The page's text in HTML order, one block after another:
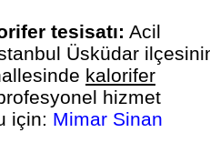
tesisatı: Acil
Üsküdar
kalorifer
hizmet
için: Mimar Sinan